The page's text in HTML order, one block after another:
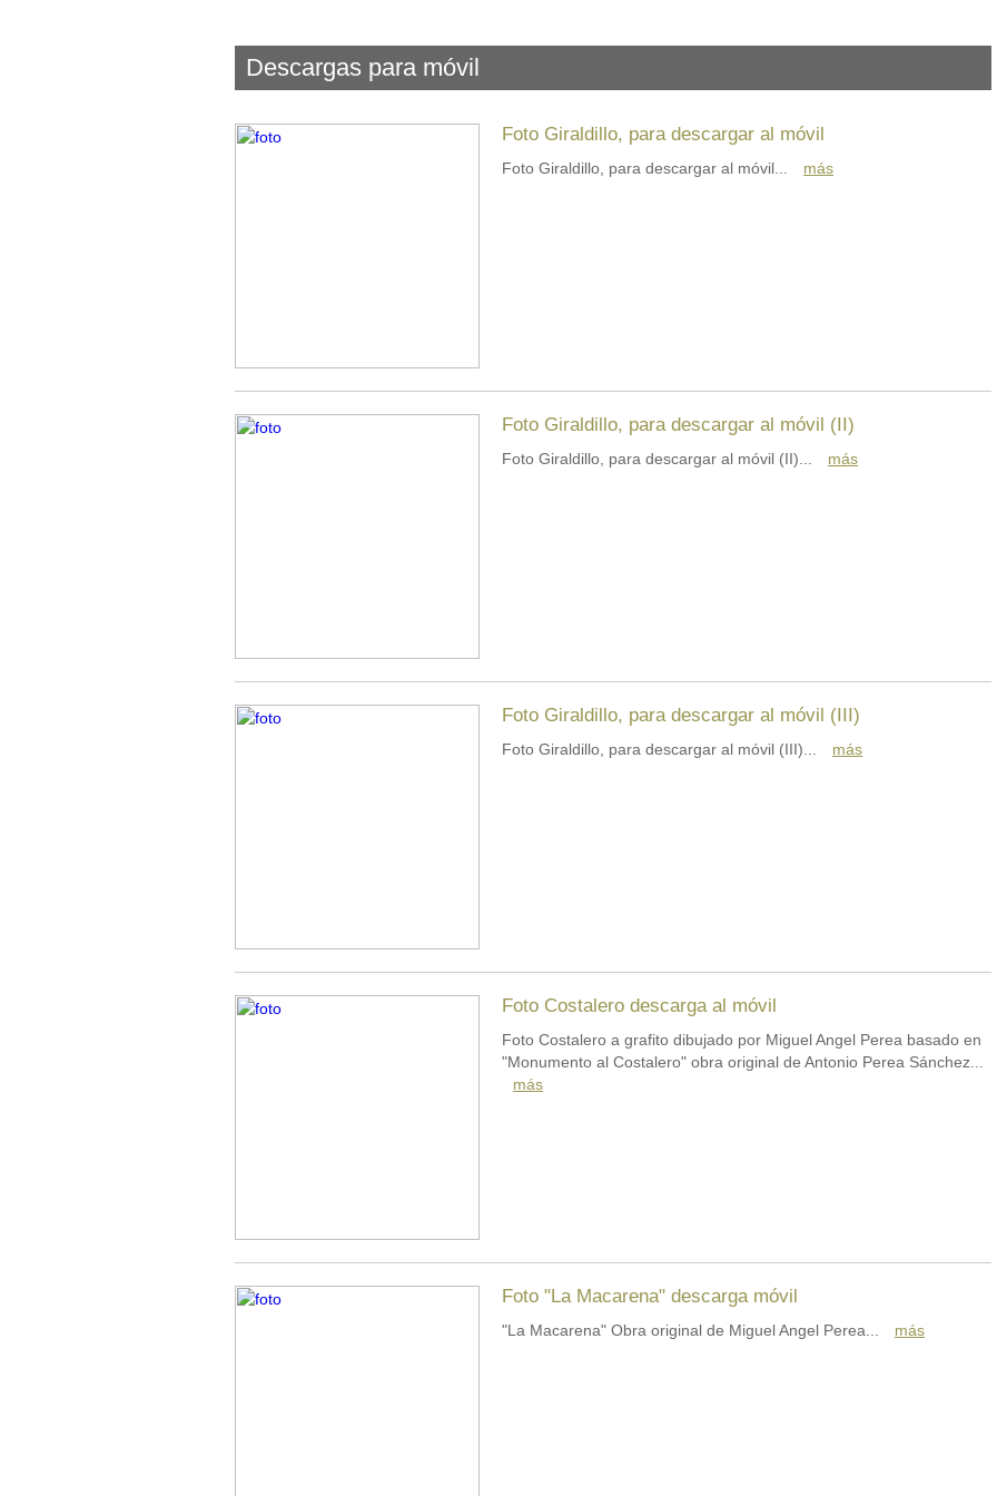
Descargas para móvil
Foto Giraldillo, para descargar al móvil
Foto Giraldillo, para descargar al móvil... más
Foto Giraldillo, para descargar al móvil (II)
Foto Giraldillo, para descargar al móvil (II)... más
Foto Giraldillo, para descargar al móvil (III)
Foto Giraldillo, para descargar al móvil (III)... más
Foto Costalero descarga al móvil
Foto Costalero a grafito dibujado por Miguel Angel Perea basado en
"Monumento al Costalero" obra original de Antonio Perea Sánchez...
más
Foto "La Macarena" descarga móvil
"La Macarena" Obra original de Miguel Angel Perea... más